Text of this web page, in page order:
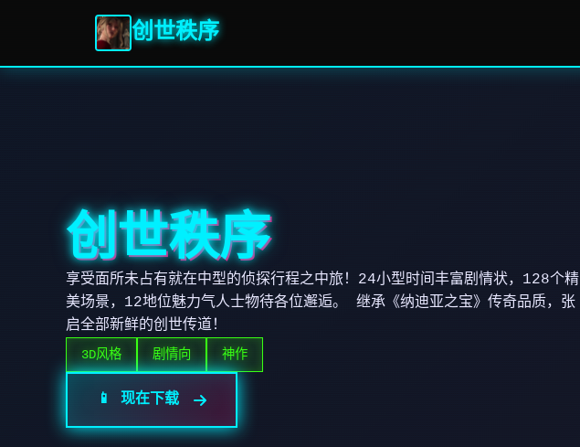
创世秩序
创世秩序
享受面所未占有就在中型的侦探行程之中旅！24小型时间丰富剧情状，128个精
美场景，12地位魅力气人士物待各位邂逅。 继承《纳迪亚之宝》传奇品质，张
启全部新鲜的创世传道！
3D风格 剧情向 神作
📱 现在下载